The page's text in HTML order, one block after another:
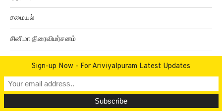
கிரைம் ரிப்போர்ட்
குழந்தைகள்
சமையல்
சினிமா திரைவிமர்சனம்
வேலைவாய்ப்பு
Sign-up Now - For Ariviyalpuram Latest Updates